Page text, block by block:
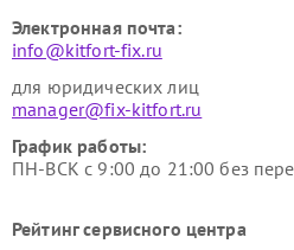
Электронная почта:
info@kitfort-fix.ru
для юридических лиц
manager@fix-kitfort.ru
График работы:
ПН-ВСК с 9:00 до 21:00 без
Рейтинг сервисного центра